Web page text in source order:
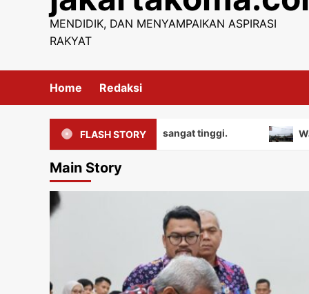
MENDIDIK, DAN MENYAMPAIKAN ASPIRASI
RAKYAT
Home Redaksi
FLASH STORY
nilai edukatif yang sangat tinggi. Warga
Main Story